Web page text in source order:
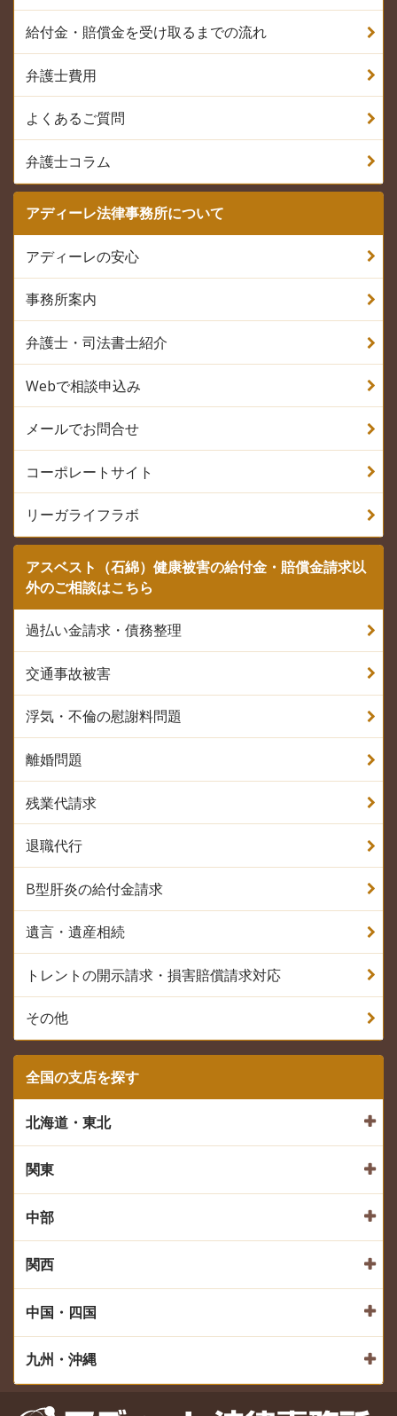
給付金・賠償金を受け取るまでの流れ
弁護士費用
よくあるご質問
弁護士コラム
アディーレ法律事務所について
アディーレの安心
事務所案内
弁護士・司法書士紹介
Webで相談申込み
メールでお問合せ
コーポレートサイト
リーガライフラボ
アスベスト（石綿）健康被害の給付金・賠償金請求以
外のご相談はこちら
過払い金請求・債務整理
交通事故被害
浮気・不倫の慰謝料問題
離婚問題
残業代請求
退職代行
B型肝炎の給付金請求
遺言・遺産相続
トレントの開示請求・損害賠償請求対応
その他
全国の支店を探す
北海道・東北
関東
中部
関西
中国・四国
九州・沖縄